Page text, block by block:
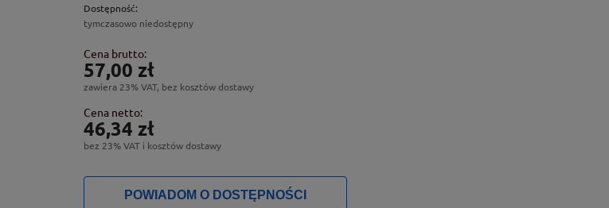
Dostępność:
tymczasowo niedostępny
Cena brutto:
57,00 zł
zawiera 23% VAT, bez kosztów dostawy
Cena netto:
46,34 zł
bez 23% VAT i kosztów dostawy
POWIADOM O DOSTĘPNOŚCI